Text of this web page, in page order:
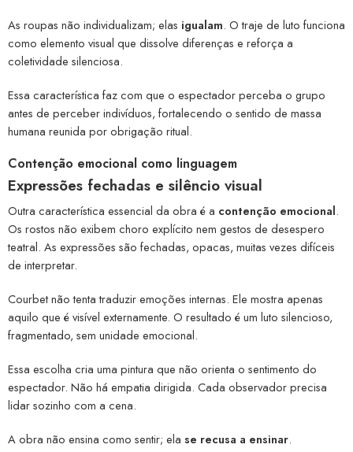
As roupas não individualizam; elas igualam. O traje de luto funciona
como elemento visual que dissolve diferenças e reforça a
coletividade silenciosa.
Essa característica faz com que o espectador perceba o grupo
antes de perceber indivíduos, fortalecendo o sentido de massa
humana reunida por obrigação ritual.
Contenção emocional como linguagem
Expressões fechadas e silêncio visual
Outra característica essencial da obra é a contenção emocional.
Os rostos não exibem choro explícito nem gestos de desespero
teatral. As expressões são fechadas, opacas, muitas vezes difíceis
de interpretar.
Courbet não tenta traduzir emoções internas. Ele mostra apenas
aquilo que é visível externamente. O resultado é um luto silencioso,
fragmentado, sem unidade emocional.
Essa escolha cria uma pintura que não orienta o sentimento do
espectador. Não há empatia dirigida. Cada observador precisa
lidar sozinho com a cena.
A obra não ensina como sentir; ela se recusa a ensinar.